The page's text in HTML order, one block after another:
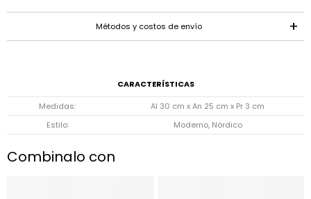
Métodos y costos de envío
CARACTERÍSTICAS
Medidas
Al 30 cm x An 25 cm x Pr 3 cm
Estilo
Moderno, Nórdico
Combinalo con